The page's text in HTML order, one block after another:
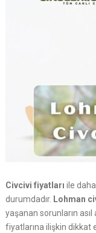
Civcivi fiyatları ile
durumdadır. Lohman
yaşanan sorunların
fiyatlarına ilişkin dikkat